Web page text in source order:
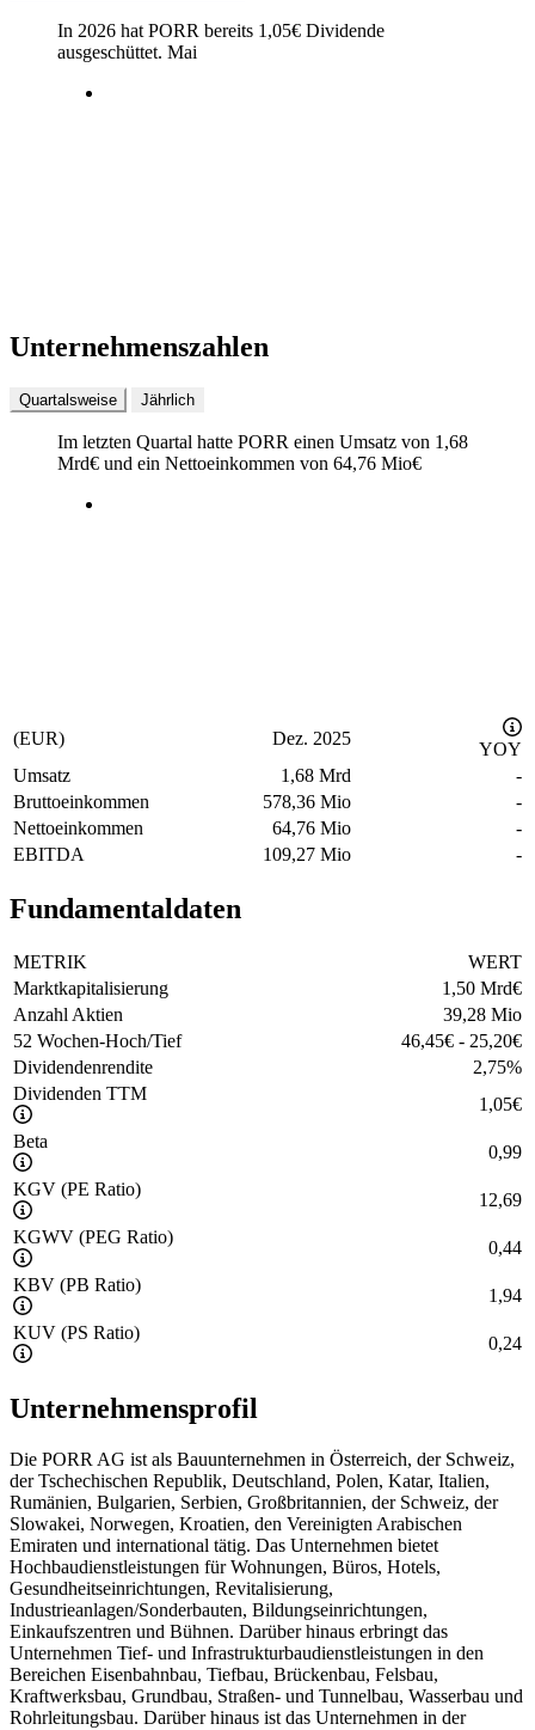
In 2026 hat PORR bereits 1,05€ Dividende
ausgeschüttet. Mai
Unternehmenszahlen
Quartalsweise Jährlich
Im letzten Quartal hatte PORR einen Umsatz von 1,68
Mrd€ und ein Nettoeinkommen von 64,76 Mio€
(EUR) Dez. 2025
YOY
Umsatz
1,68 Mrd
-
Bruttoeinkommen
578,36 Mio
-
Nettoeinkommen
64,76 Mio
-
EBITDA
109,27 Mio -
Fundamentaldaten
METRIK
WERT
Marktkapitalisierung
1,50 Mrd€
Anzahl Aktien
39,28 Mio
52 Wochen-Hoch/Tief
46,45€ - 25,20€
Dividendenrendite
2,75%
Dividenden TTM
1,05€
Beta
0,99
KGV (PE Ratio)
12,69
KGWV (PEG Ratio)
0,44
KBV (PB Ratio)
1,94
KUV (PS Ratio)
0,24
Unternehmensprofil
Die PORR AG ist als Bauunternehmen in Österreich, der Schweiz,
der Tschechischen Republik, Deutschland, Polen, Katar, Italien,
Rumänien, Bulgarien, Serbien, Großbritannien, der Schweiz, der
Slowakei, Norwegen, Kroatien, den Vereinigten Arabischen
Emiraten und international tätig. Das Unternehmen bietet
Hochbaudienstleistungen für Wohnungen, Büros, Hotels,
Gesundheitseinrichtungen, Revitalisierung,
Industrieanlagen/Sonderbauten, Bildungseinrichtungen,
Einkaufszentren und Bühnen. Darüber hinaus erbringt das
Unternehmen Tief- und Infrastrukturbaudienstleistungen in den
Bereichen Eisenbahnbau, Tiefbau, Brückenbau, Felsbau,
Kraftwerksbau, Grundbau, Straßen- und Tunnelbau, Wasserbau und
Rohrleitungsbau. Darüber hinaus ist das Unternehmen in der